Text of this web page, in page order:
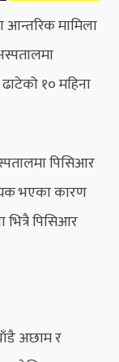
आन्तरिक मामिला
१० महिना
पिसिआर
भएका कारण
पिसिआर
अछाम र